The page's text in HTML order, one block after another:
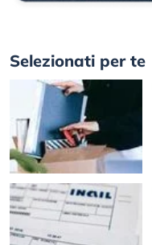
Selezionati per te